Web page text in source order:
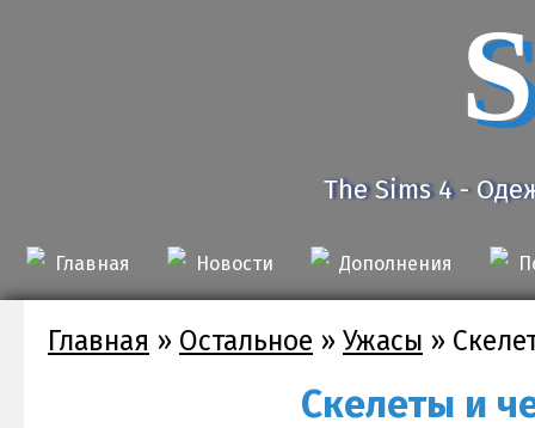
The Sims 4 -
Главная Новости Дополнения
Главная » Остальное » Ужасы »
Скелеты и